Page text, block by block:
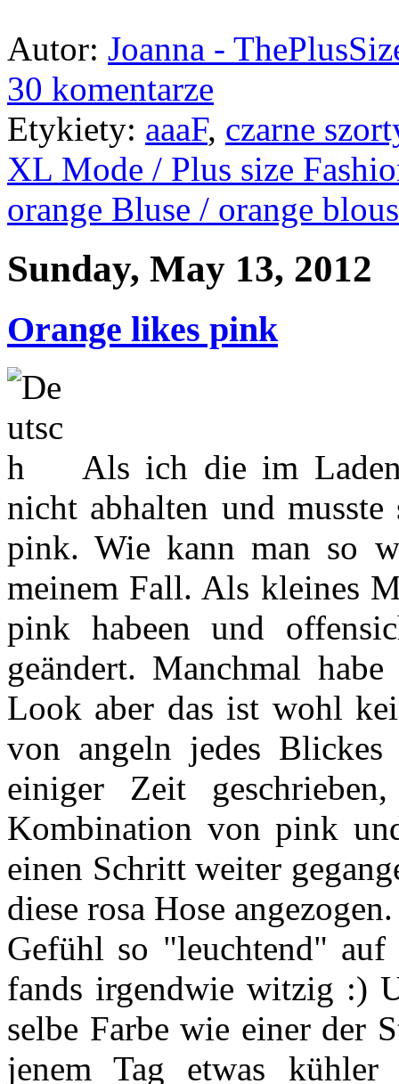
Autor: Joanna -
30 komentarze
Etykiety: aaaF, czarne
XL Mode / Plus size
orange Bluse / orange
Sunday, May 13, 2012
Orange likes pink
Als ich die im
nicht abhalten und
pink. Wie kann man so
meinem Fall. Als kleines
pink habeen und
geändert. Manchmal
Look aber das ist wohl
von angeln jedes
einiger Zeit
Kombination von pink
einen Schritt weiter
diese rosa Hose
Gefühl so "leuchtend" auf
fands irgendwie witzig :)
selbe Farbe wie einer der
jenem Tag etwas